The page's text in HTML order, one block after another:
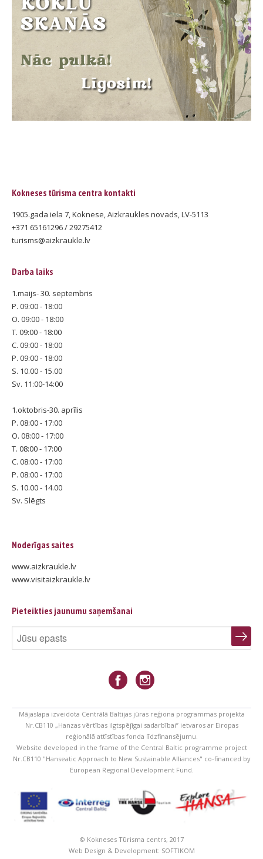
Kokneses tūrisma centra kontakti
1905.gada iela 7, Koknese, Aizkraukles novads, LV-5113
+371 65161296 / 29275412
turisms@aizkraukle.lv
Darba laiks
1.maijs- 30. septembris
P. 09:00 - 18:00
O. 09:00 - 18:00
T. 09:00 - 18:00
C. 09:00 - 18:00
P. 09:00 - 18:00
S. 10.00 - 15.00
Sv. 11:00-14:00
1.oktobris-30. aprīlis
P. 08:00 - 17:00
O. 08:00 - 17:00
T. 08:00 - 17:00
C. 08:00 - 17:00
P. 08:00 - 17:00
S. 10.00 - 14.00
Sv. Slēgts
Noderīgas saites
www.aizkraukle.lv
www.visitaizkraukle.lv
Pieteikties jaunumu saņemšanai
Mājaslapa izveidota Centrālā Baltijas jūras reģiona programmas projekta
Nr.CB110 „Hanzas vērtības ilgtspējīgai sadarbībai” ietvaros ar Eiropas
reģionālā attīstības fonda līdzfinansējumu.
Website developed in the frame of the Central Baltic programme project
Nr.CB110 "Hanseatic Approach to New Sustainable Alliances" co-financed by
European Regional Development Fund.
© Kokneses Tūrisma centrs, 2017
Web Design & Development: SOFTIKOM